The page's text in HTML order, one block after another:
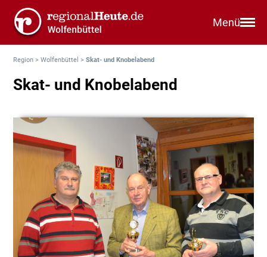
Menü
Region >Wolfenbüttel >Skat- und Knobelabend
Skat- und Knobelabend